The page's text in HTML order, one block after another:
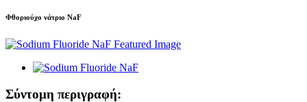
Φθοριούχο νάτριο NaF
Σύντομη περιγραφή: